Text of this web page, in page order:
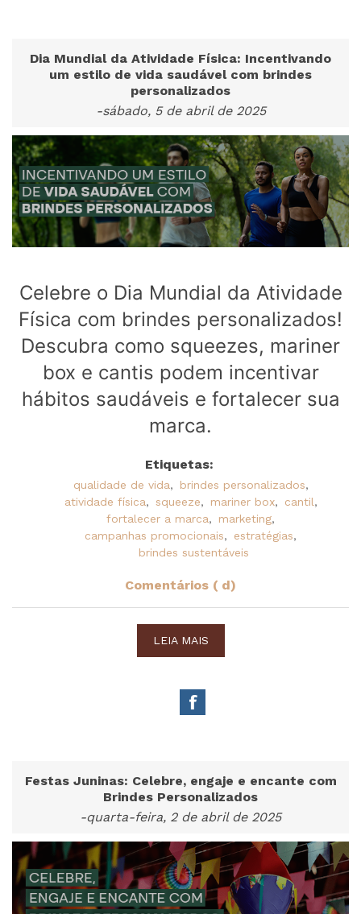
Dia Mundial da Atividade Física: Incentivando
um estilo de vida saudável com brindes
personalizados
-sábado, 5 de abril de 2025
Celebre o Dia Mundial da Atividade
Física com brindes personalizados!
Descubra como squeezes, mariner
box e cantis podem incentivar
hábitos saudáveis e fortalecer sua
marca.
Etiquetas:
qualidade de vida, brindes personalizados,
atividade física, squeeze, mariner box, cantil,
fortalecer a marca, marketing,
campanhas promocionais, estratégias,
brindes sustentáveis
Comentários ( d)
LEIA MAIS
Festas Juninas: Celebre, engaje e encante com
Brindes Personalizados
-quarta-feira, 2 de abril de 2025